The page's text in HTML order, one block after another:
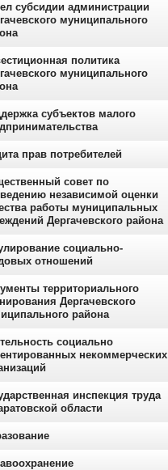
субсидии администрации
муниципального
политика
муниципального
субъектов малого
прав потребителей
совет по
независимой оценки
работы муниципальных
Дергачевского района
социально-
отношений
территориального
Дергачевского
района
социально
некоммерческих
инспекция труда
области